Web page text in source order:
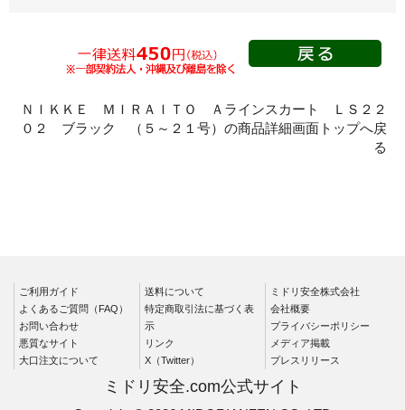
春夏半袖
ア
シャツ
食品産業用
クリーンウェ
ＮＩＫＫＥ ＭＩＲＡＩＴＯ Ａラインスカート ＬＳ２２
０２ ブラック （５～２１号）の商品詳細画面トップへ戻
る
ご利用ガイド
よくあるご質問（FAQ）
お問い合わせ
悪質なサイト
大口注文について
送料について
特定商取引法に基づく表
示
リンク
X（Twitter）
ミドリ安全株式会社
会社概要
プライバシーポリシー
メディア掲載
プレスリリース
ミドリ安全.com公式サイト